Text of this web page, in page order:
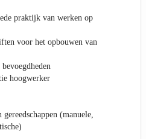
praktijk van werken op
voor het opbouwen van
hoogwerker
(manuele,